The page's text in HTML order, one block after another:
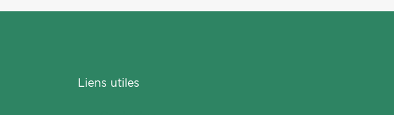
Liens utiles